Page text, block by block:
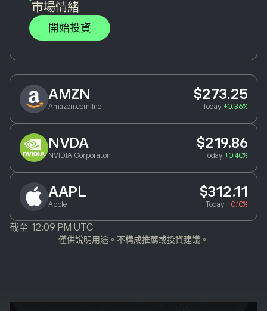
市場情緒
開始投資
AMZN
Amazon.com Inc
$273.25
Today +0.36%
NVDA
NVIDIA Corporation
$219.86
Today +0.40%
AAPL
Apple
$312.11
Today -0.10%
截至 12:09 PM UTC
僅供說明用途。不構成推薦或投資建議。